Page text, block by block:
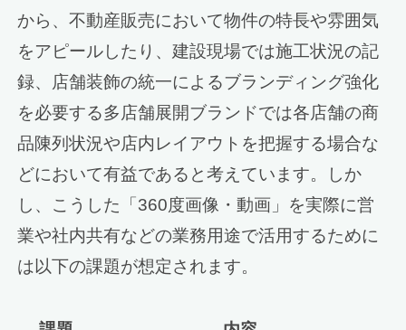
から、不動産販売において物件の特長や雰囲気
をアピールしたり、建設現場では施工状況の記
録、店舗装飾の統一によるブランディング強化
を必要する多店舗展開ブランドでは各店舗の商
品陳列状況や店内レイアウトを把握する場合な
どにおいて有益であると考えています。しか
し、こうした「360度画像・動画」を実際に営
業や社内共有などの業務用途で活用するために
は以下の課題が想定されます。